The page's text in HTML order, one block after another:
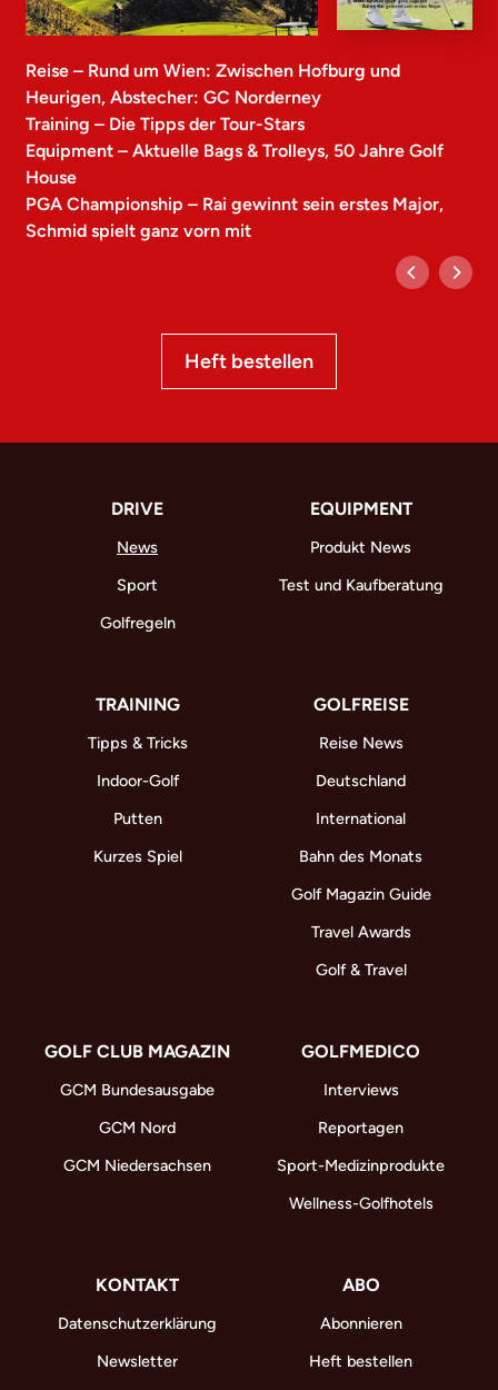
Reise – Rund um Wien: Zwischen Hofburg und
Heurigen, Abstecher: GC Norderney
Training – Die Tipps der Tour-Stars
Equipment – Aktuelle Bags & Trolleys, 50 Jahre Golf
House
PGA Championship – Rai gewinnt sein erstes Major,
Schmid spielt ganz vorn mit
Heft bestellen
DRIVE
News
Sport
Golfregeln
EQUIPMENT
Produkt News
Test und Kaufberatung
TRAINING
Tipps & Tricks
Indoor-Golf
Putten
Kurzes Spiel
GOLFREISE
Reise News
Deutschland
International
Bahn des Monats
Golf Magazin Guide
Travel Awards
Golf & Travel
GOLF CLUB MAGAZIN
GCM Bundesausgabe
GCM Nord
GCM Niedersachsen
GOLFMEDICO
Interviews
Reportagen
Sport-Medizinprodukte
Wellness-Golfhotels
KONTAKT
Datenschutzerklärung
Newsletter
ABO
Abonnieren
Heft bestellen